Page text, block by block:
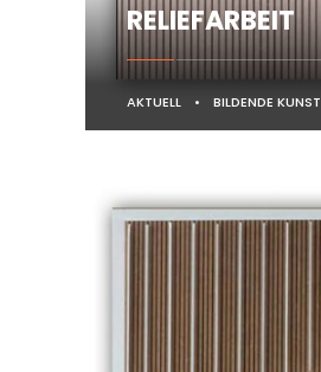
RELIEFARBEIT
AKTUELL • BILDENDE KUNST